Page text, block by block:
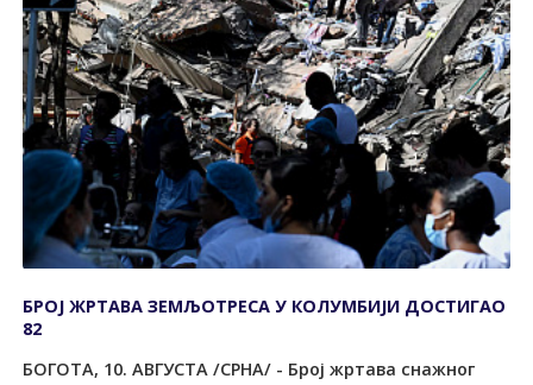
БРОЈ ЖРТАВА ЗЕМЉОТРЕСА У КОЛУМБИЈИ ДОСТИГАО
82
БОГОТА, 10. АВГУСТА /СРНА/ - Број жртава снажног